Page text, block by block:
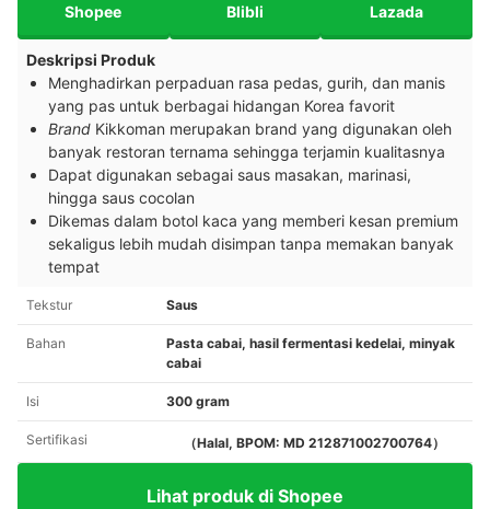
Shopee Blibli Lazada
Deskripsi Produk
Menghadirkan perpaduan rasa pedas, gurih, dan manis
yang pas untuk berbagai hidangan Korea favorit
Brand Kikkoman merupakan brand yang digunakan oleh
banyak restoran ternama sehingga terjamin kualitasnya
Dapat digunakan sebagai saus masakan, marinasi,
hingga saus cocolan
Dikemas dalam botol kaca yang memberi kesan premium
sekaligus lebih mudah disimpan tanpa memakan banyak
tempat
Tekstur Saus
Bahan
Pasta cabai, hasil fermentasi kedelai, minyak
cabai
Isi 300 gram
Sertifikasi （Halal, BPOM: MD 212871002700764）
Lihat produk di Shopee